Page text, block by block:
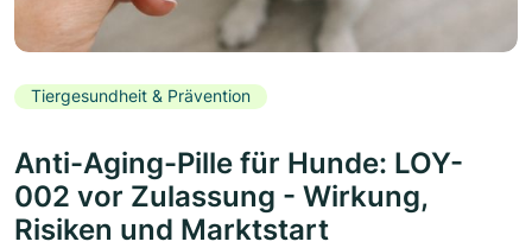
Tiergesundheit & Prävention
Anti-Aging-Pille für Hunde: LOY-
002 vor Zulassung - Wirkung,
Risiken und Marktstart